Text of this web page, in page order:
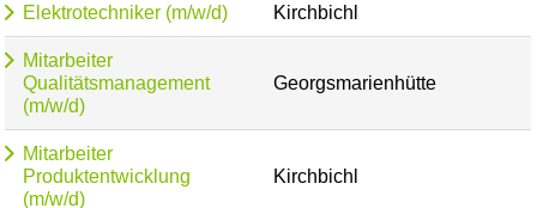
Elektrotechniker (m/w/d) Kirchbichl
Mitarbeiter
Qualitätsmanagement
(m/w/d)
Georgsmarienhütte
Mitarbeiter
Produktentwicklung
(m/w/d)
Kirchbichl